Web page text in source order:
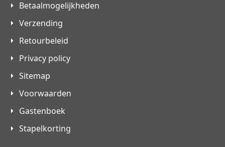
Betaalmogelijkheden
Verzending
Retourbeleid
Privacy policy
Sitemap
Voorwaarden
Gastenboek
Stapelkorting